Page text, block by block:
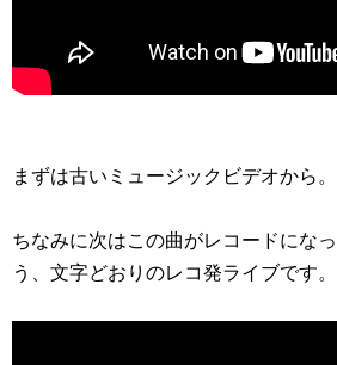
まずは古いミュージックビデオから
ちなみに次はこの曲がレコードにな
う、文字どおりのレコ発ライブです。